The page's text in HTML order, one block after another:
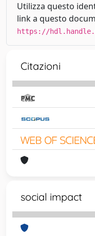
Utilizza questo
link a questo
https://
Citazioni
social impact